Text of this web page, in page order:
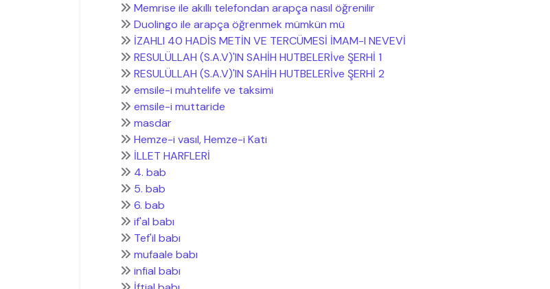
Memrise ile akıllı telefondan arapça nasıl öğrenilir
Duolingo ile arapça öğrenmek mümkün mü
İZAHLI 40 HADİS METİN VE TERCÜMESİ İMAM-I NEVEVİ
RESULÜLLAH (S.A.V)'IN SAHİH HUTBELERİve ŞERHİ 1
RESULÜLLAH (S.A.V)'IN SAHİH HUTBELERİve ŞERHİ 2
emsile-i muhtelife ve taksimi
emsile-i muttaride
masdar
Hemze-i vasıl, Hemze-i Kati
İLLET HARFLERİ
4. bab
5. bab
6. bab
if'al babı
Tef'il babı
mufaale babı
infial babı